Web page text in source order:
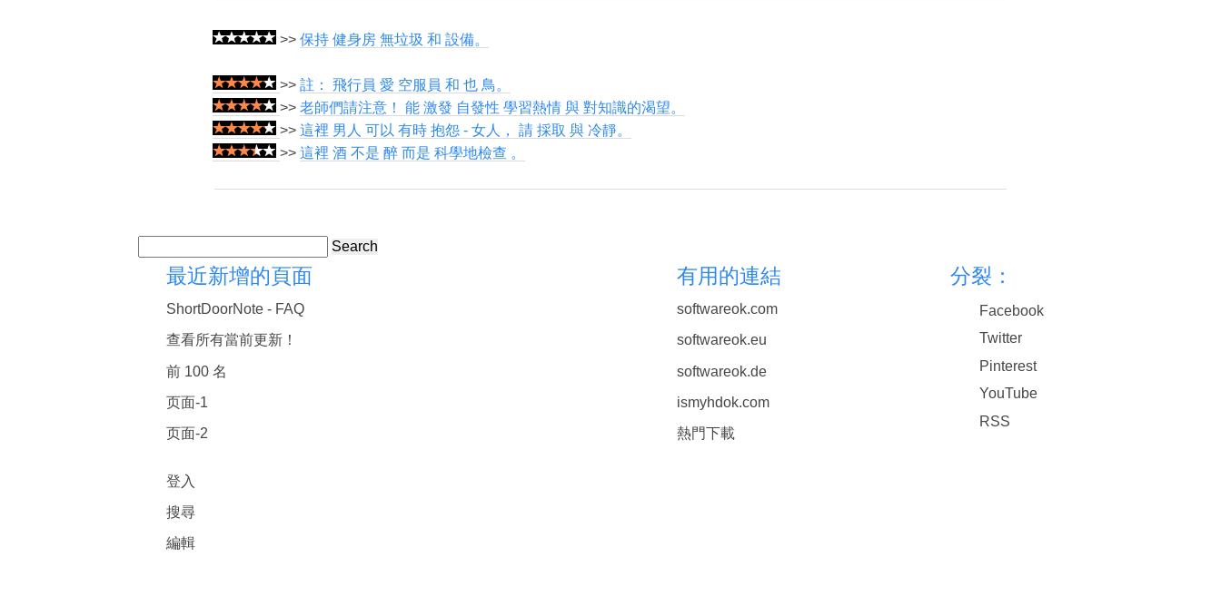
>> 保持 健身房 無垃圾 和 設備。
>> 註： 飛行員 愛 空服員 和 也 鳥。
>> 老師們請注意！ 能 激發 自發性 學習熱情 與 對知識的渴望。
>> 這裡 男人 可以 有時 抱怨 - 女人， 請 採取 與 冷靜。
>> 這裡 酒 不是 醉 而是 科學地檢查 。
Search
最近新增的頁面
ShortDoorNote - FAQ
查看所有當前更新！
前 100 名
页面-1
页面-2
登入
搜尋
編輯
有用的連結
softwareok.com
softwareok.eu
softwareok.de
ismyhdok.com
熱門下載
分裂：
Facebook
Twitter
Pinterest
YouTube
RSS